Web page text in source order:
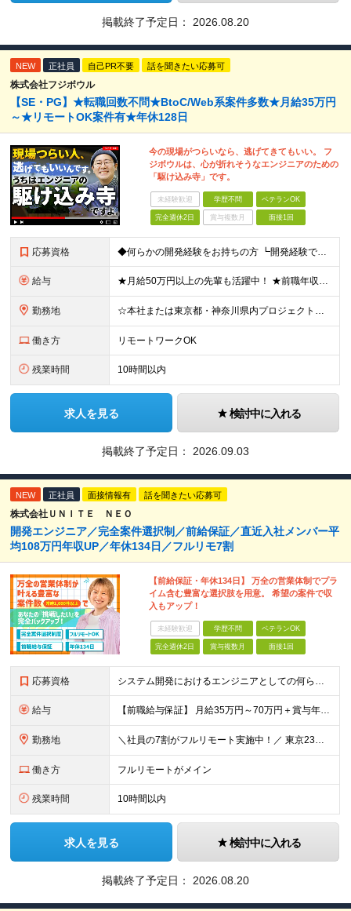
掲載終了予定日： 2026.08.20
NEW 正社員 自己PR不要 話を聞きたい応募可
株式会社フジボウル
【SE・PG】★転職回数不問★BtoC/Web系案件多数★月給35万円
～★リモートOK案件有★年休128日
今の現場がつらいなら、逃げてきてもいい。 フ
ジボウルは、心が折れそうなエンジニアのための
「駆け込み寺」です。
未経験歓迎 学歴不問 ベテランOK
完全週休2日 賞与複数月 面接1回
応募資格 ◆何らかの開発経験をお持ちの方 ┗開発経験ではなく、運用・保守経験があるという方も、お気軽にご応募ください！ ┗ブランク・転職回数は不問です！ ┗ネガティブな応募理由も歓迎です！ ※学歴不問 ☆活か
給与 ★月給50万円以上の先輩も活躍中！ ★前職年収から80万円以上UP保証 月給35万円～ ※月給には固定残業代を含む(月20時間分/2万6000円～/超過分別途支給） ※残業がなくても上記支給(基本残
勤務地 ☆本社または東京都・神奈川県内プロジェクト先での勤務となります ☆リモートワークOKの案件も多数あります(応相談) ☆転居を伴う転勤はありません ☆九州地方、北陸地方、北海道からの転職者も多数在籍！/
働き方 リモートワークOK
残業時間 10時間以内
求人を見る 検討中に入れる
掲載終了予定日： 2026.09.03
NEW 正社員 面接情報有 話を聞きたい応募可
株式会社ＵＮＩＴＥ ＮＥＯ
開発エンジニア／完全案件選択制／前給保証／直近入社メンバー平
均108万円年収UP／年休134日／フルリモ7割
【前給保証・年休134日】 万全の営業体制でプラ
イム含む豊富な選択肢を用意。 希望の案件で収
入もアップ！
未経験歓迎 学歴不問 ベテランOK
完全週休2日 賞与複数月 面接1回
応募資格 システム開発におけるエンジニアとしての何らかの実務経験（年数不問） ※要件定義、基本設計、詳細設計、製造、検証、運用保守 少しでも実務経験があれば、まずは気軽にエントリーしてみてください！ ／／／／
給与 【前職給与保証】 月給35万円～70万円＋賞与年2回＋各種手当 ※前職の給与・スキル・経験を考慮の上、決定いたします。 ※月給には固定残業代（月30時間分／5万円～10万円）を含みます。超過分は別途
勤務地 ＼社員の7割がフルリモート実施中！／ 東京23区内など1都3県を中心としたプロジェクト先での勤務となります。 ※勤務地は希望を考慮します ≪本社≫ 東京都渋谷区恵比寿南1丁目3番7号 隅越ビル5階
働き方 フルリモートがメイン
残業時間 10時間以内
求人を見る 検討中に入れる
掲載終了予定日： 2026.08.20